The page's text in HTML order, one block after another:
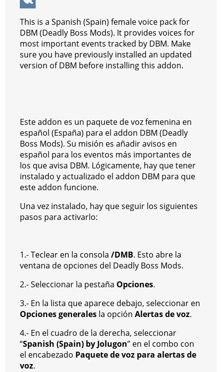
e
r
e
s
t
A
p
p
r
p
e
l
e
g
r
e
C
h
a
V
K
This is a Spanish (Spain) female voice pack for
DBM (Deadly Boss Mods). It provides voices for
most important events tracked by DBM. Make
sure you have previously installed an updated
version of DBM before installing this addon.
Este addon es un paquete de voz femenina en
español (España) para el addon DBM (Deadly
Boss Mods). Su misión es añadir avisos en
español para los eventos más importantes de
los que avisa DBM. Lógicamente, hay que tener
instalado y actualizado el addon DBM para que
este addon funcione.
Una vez instalado, hay que seguir los siguientes
pasos para activarlo:
1.- Teclear en la consola /DMB. Esto abre la
ventana de opciones del Deadly Boss Mods.
2.- Seleccionar la pestaña Opciones.
3.- En la lista que aparece debajo, seleccionar en
Opciones generales la opción Alertas de voz.
4.- En el cuadro de la derecha, seleccionar
“Spanish (Spain) by Jolugon” en el combo con
el encabezado Paquete de voz para alertas de
voz.